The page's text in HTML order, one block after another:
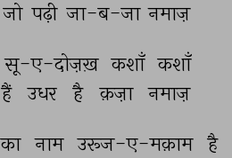
जो पढ़ी जा-ब-जा नमाज़
सू-ए-दोज़ख़ कशाँ कशाँ
हैं उधर है क़ज़ा नमाज़
का नाम उरूज-ए-मक़ाम है